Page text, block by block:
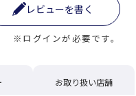
レビューを書く
※ログインが必要です。
お取り扱い店舗